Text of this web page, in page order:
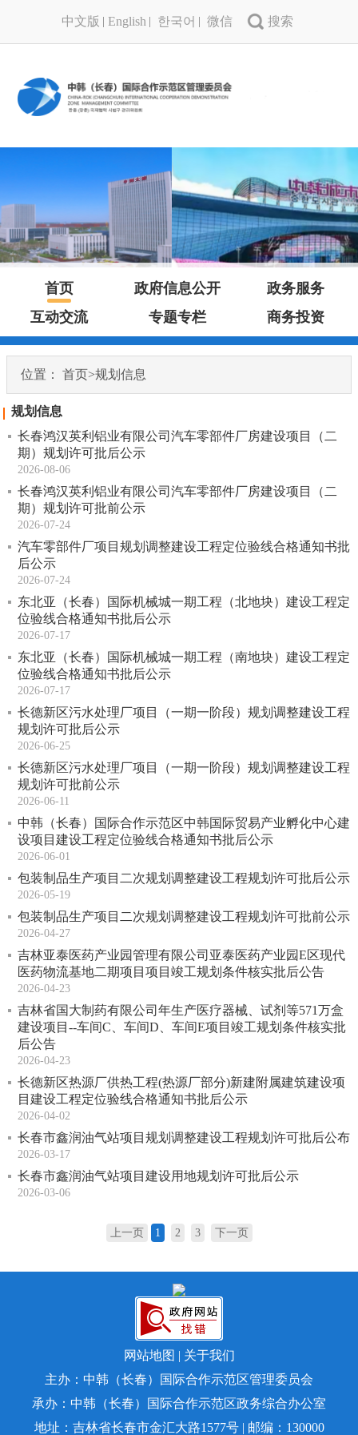
中文版 English 한국어 微信
首页 政府信息公开
政务服务
互动交流
专题专栏 商务投资
位置：首页>规划信息
规划信息
长春鸿汉英利铝业有限公司汽车零部件厂房建设项目（二
期）规划许可批后公示
2026-08-06
长春鸿汉英利铝业有限公司汽车零部件厂房建设项目（二
期）规划许可批前公示
2026-07-24
汽车零部件厂项目规划调整建设工程定位验线合格通知书批
后公示
2026-07-24
东北亚（长春）国际机械城一期工程（北地块）建设工程定
位验线合格通知书批后公示
2026-07-17
东北亚（长春）国际机械城一期工程（南地块）建设工程定
位验线合格通知书批后公示
2026-07-17
长德新区污水处理厂项目（一期一阶段）规划调整建设工程
规划许可批后公示
2026-06-25
长德新区污水处理厂项目（一期一阶段）规划调整建设工程
规划许可批前公示
2026-06-11
中韩（长春）国际合作示范区中韩国际贸易产业孵化中心建
设项目建设工程定位验线合格通知书批后公示
2026-06-01
包装制品生产项目二次规划调整建设工程规划许可批后公示
2026-05-19
包装制品生产项目二次规划调整建设工程规划许可批前公示
2026-04-27
吉林亚泰医药产业园管理有限公司亚泰医药产业园E区现代
医药物流基地二期项目项目竣工规划条件核实批后公告
2026-04-23
吉林省国大制药有限公司年生产医疗器械、试剂等571万盒
建设项目--车间C、车间D、车间E项目竣工规划条件核实批
后公告
2026-04-23
长德新区热源厂供热工程(热源厂部分)新建附属建筑建设项
目建设工程定位验线合格通知书批后公示
2026-04-02
长春市鑫润油气站项目规划调整建设工程规划许可批后公布
2026-03-17
长春市鑫润油气站项目建设用地规划许可批后公示
2026-03-06
上一页 1 2 3 下一页
网站地图 | 关于我们
主办：中韩（长春）国际合作示范区管理委员会
承办：中韩（长春）国际合作示范区政务综合办公室
地址：吉林省长春市金汇大路1577号 | 邮编：130000